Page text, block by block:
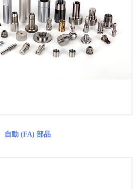
自動 (FA) 部品